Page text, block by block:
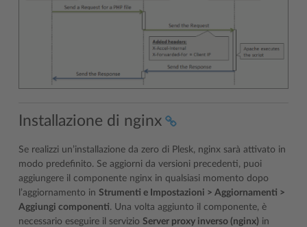
Installazione di nginx
Se realizzi un’installazione da zero di Plesk, nginx sarà attivato in
modo predefinito. Se aggiorni da versioni precedenti, puoi
aggiungere il componente nginx in qualsiasi momento dopo
l’aggiornamento in Strumenti e Impostazioni > Aggiornamenti >
Aggiungi componenti. Una volta aggiunto il componente, è
necessario eseguire il servizio Server proxy inverso (nginx) in